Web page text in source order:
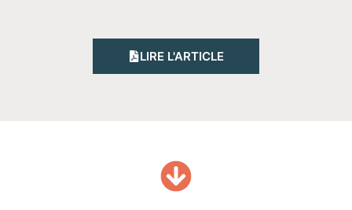
LIRE L'ARTICLE